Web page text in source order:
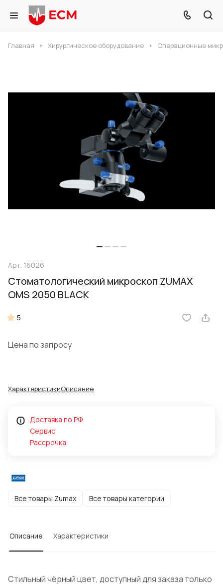
Главная Хирургическое оборудование Операционные
Арт. 16026
Стоматологический микроскоп ZUMAX
OMS 2050 BLACK
5
Цена по запросу
ХарактеристикиОписание
Доставка по РФ
Сервис
Рассрочка
Все товары Zumax Все товары категории
Описание Характеристики
Стильный чёрный цвет, доступный для заказа только